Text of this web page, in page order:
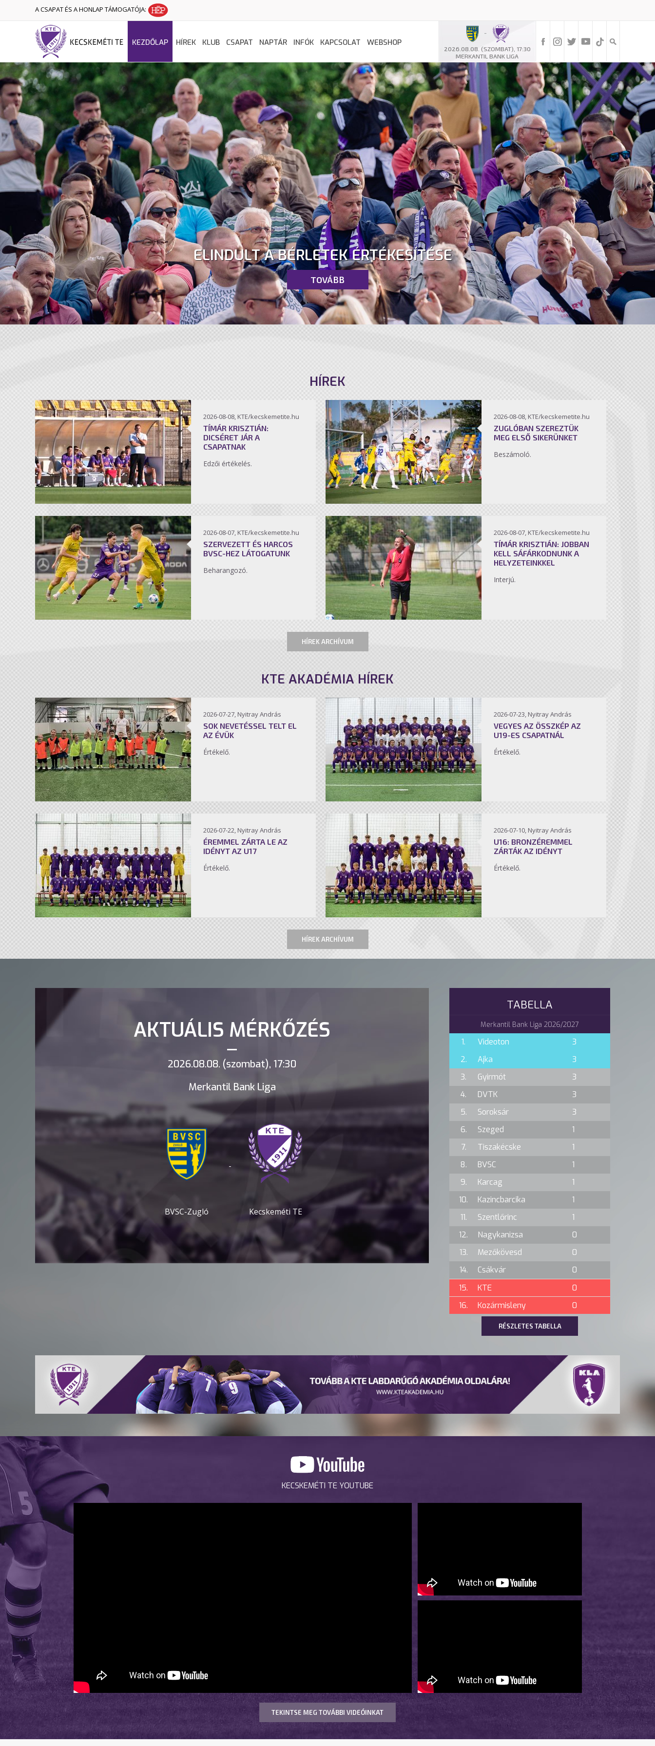
A CSAPAT ÉS A HONLAP TÁMOGATÓJA:
-
2026.08.08. (SZOMBAT), 17:30
MERKANTIL BANK LIGA
KEZDŐLAP HÍREK KLUB CSAPAT NAPTÁR INFÓK KAPCSOLAT WEBSHOP
ELINDULT A BÉRLETEK ÉRTÉKESÍTÉSE
TOVÁBB
HÍREK
2026-08-08, KTE/kecskemetite.hu
TÍMÁR KRISZTIÁN:
DICSÉRET JÁR A
CSAPATNAK
Edzői értékelés.
2026-08-08, KTE/kecskemetite.hu
ZUGLÓBAN SZEREZTÜK
MEG ELSŐ SIKERÜNKET
Beszámoló.
2026-08-07, KTE/kecskemetite.hu
SZERVEZETT ÉS HARCOS
BVSC-HEZ LÁTOGATUNK
Beharangozó.
2026-08-07, KTE/kecskemetite.hu
TÍMÁR KRISZTIÁN: JOBBAN
KELL SÁFÁRKODNUNK A
HELYZETEINKKEL
Interjú.
HÍREK ARCHÍVUM
KTE AKADÉMIA HÍREK
2026-07-27, Nyitray András
SOK NEVETÉSSEL TELT EL
AZ ÉVÜK
Értékelő.
2026-07-23, Nyitray András
VEGYES AZ ÖSSZKÉP AZ
U19-ES CSAPATNÁL
Értékelő.
2026-07-22, Nyitray András
ÉREMMEL ZÁRTA LE AZ
IDÉNYT AZ U17
Értékelő.
2026-07-10, Nyitray András
U16: BRONZÉREMMEL
ZÁRTÁK AZ IDÉNYT
Értékelő.
HÍREK ARCHÍVUM
AKTUÁLIS MÉRKŐZÉS
2026.08.08. (szombat), 17:30
Merkantil Bank Liga
BVSC-Zugló
-
Kecskeméti TE
TABELLA
Merkantil Bank Liga 2026/2027
1. Videoton
3
2.
Ajka
3
3.
Gyirmót
3
4.
DVTK
3
5.
Soroksár
3
6.
Szeged
1
7.
Tiszakécske
1
8.
BVSC
1
9.
Karcag
1
10.
Kazincbarcika
1
11.
Szentlőrinc
1
12.
Nagykanizsa
0
13.
Mezőkövesd
0
14.
Csákvár
0
15.
KTE
0
16.
Kozármisleny 0
RÉSZLETES TABELLA
KECSKEMÉTI TE YOUTUBE
TEKINTSE MEG TOVÁBBI VIDEÓINKAT